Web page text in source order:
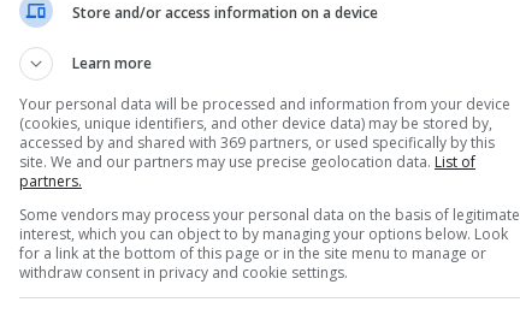
bazë të moshës: Si ndikon në shëndet,
e jetës
Store and/or access information on a device
Learn more
Your personal data will be processed and information from your device
(cookies, unique identifiers, and other device data) may be stored by,
accessed by and shared with 369 partners, or used specifically by this
site. We and our partners may use precise geolocation data. List of
partners.
Some vendors may process your personal data on the basis of legitimate
interest, which you can object to by managing your options below. Look
for a link at the bottom of this page or in the site menu to manage or
withdraw consent in privacy and cookie settings.